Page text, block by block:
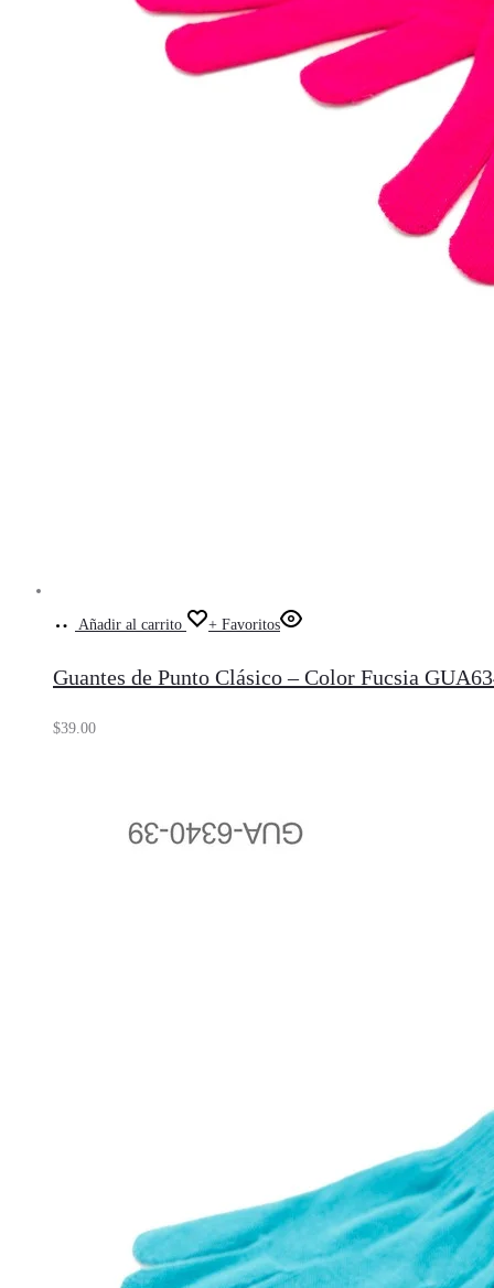
Añadir al carrito + Favoritos
Guantes de Punto Clásico – Color Fucsia
$39.00